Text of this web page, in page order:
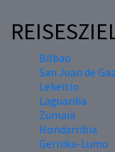
Bilbao
San Juan de
Lekeitio
Laguardia
Zumaia
Hondarribia
Gernika-Lumo